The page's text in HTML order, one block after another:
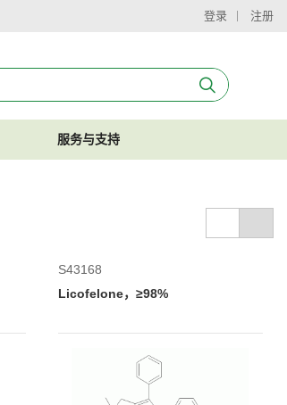
登录 注册
服务与支持
S43168
Licofelone，≥98%